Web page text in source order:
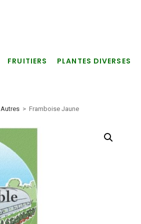
FRUITIERS PLANTES DIVERSES
Autres > Framboise Jaune